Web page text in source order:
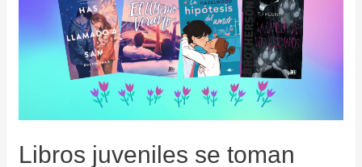
Libros juveniles se toman